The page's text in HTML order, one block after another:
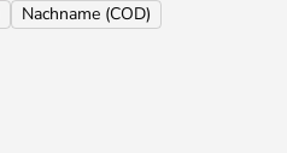
Nachname (COD)